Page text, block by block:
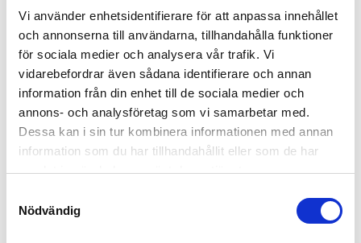
Vi använder enhetsidentifierare för att anpassa innehållet
och annonserna till användarna, tillhandahålla funktioner
för sociala medier och analysera vår trafik. Vi
vidarebefordrar även sådana identifierare och annan
information från din enhet till de sociala medier och
annons- och analysföretag som vi samarbetar med.
Dessa kan i sin tur kombinera informationen med annan
information som du har tillhandahållit eller som de har
samlat in när du har använt deras tjänster.
Nödvändig
Stefan Karlsson är Produktchef på försäkringsbolaget
Svedea.
LINUS LIDALEN
Linus Lidalen är Brand Manager för BMW Northern Europe.
JOHAN LYCKMAN
Johan Lyckman är ordförande sedan 2020 och är till